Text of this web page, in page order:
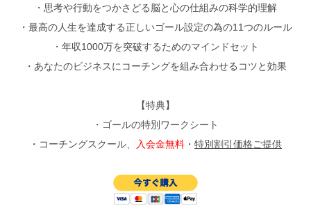
・思考や行動をつかさどる脳と心の仕組みの科学的理解
・最高の人生を達成する正しいゴール設定の為の11つのルール
・年収1000万を突破するためのマインドセット
・あなたのビジネスにコーチングを組み合わせるコツと効果
【特典】
・ゴールの特別ワークシート
・コーチングスクール、
入会金無料 ・ 特別割引価格ご提供